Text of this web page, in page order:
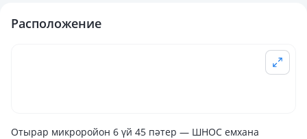
Расположение
Отырар микроройон 6 үй 45 пәтер — ШНОС емхана